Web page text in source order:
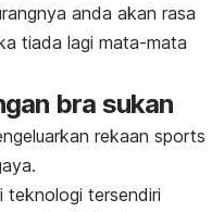
anda akan rasa
tiada lagi mata-mata
bra sukan
rekaan sports
teknologi tersendiri